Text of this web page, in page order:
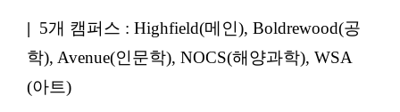
| 5개 캠퍼스 : Highfield(메인), Boldrewood(공
학), Avenue(인문학), NOCS(해양과학), WSA
(아트)